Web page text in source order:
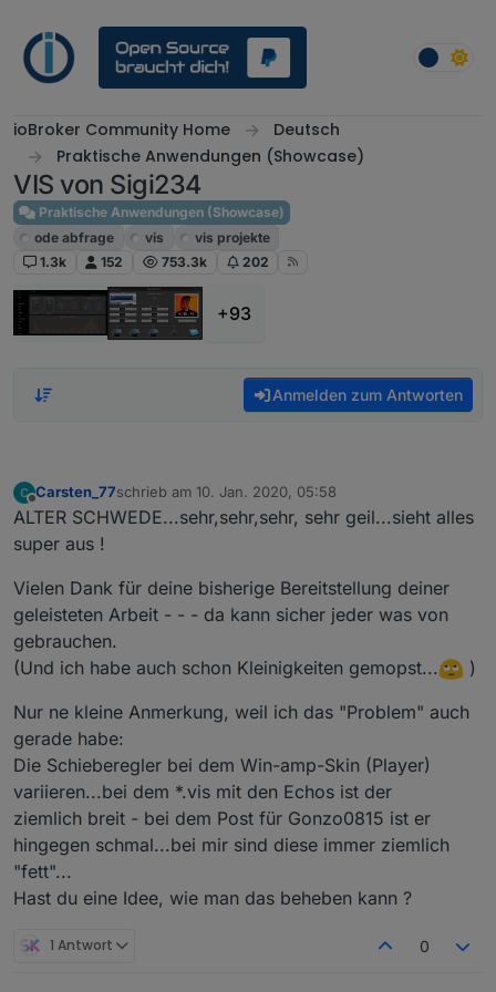
ioBroker Community Home
Deutsch
Praktische Anwendungen (Showcase)
VIS von Sigi234
Praktische Anwendungen (Showcase)
ode abfrage
vis
vis projekte
1.3k
152 753.3k 202
+93
Anmelden zum Antworten
Offline
Carsten_77schrieb am 10. Jan. 2020, 05:58
zuletzt editiert von
ALTER SCHWEDE...sehr,sehr,sehr, sehr geil...sieht alles
super aus !
Vielen Dank für deine bisherige Bereitstellung deiner
geleisteten Arbeit - - - da kann sicher jeder was von
gebrauchen.
(Und ich habe auch schon Kleinigkeiten gemopst...
)
Nur ne kleine Anmerkung, weil ich das "Problem" auch
gerade habe:
Die Schieberegler bei dem Win-amp-Skin (Player)
variieren...bei dem *.vis mit den Echos ist der
ziemlich breit - bei dem Post für Gonzo0815 ist er
hingegen schmal...bei mir sind diese immer ziemlich
"fett"...
Hast du eine Idee, wie man das beheben kann ?
1 Antwort 0